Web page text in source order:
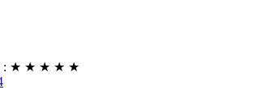
: ★ ★ ★ ★ ★